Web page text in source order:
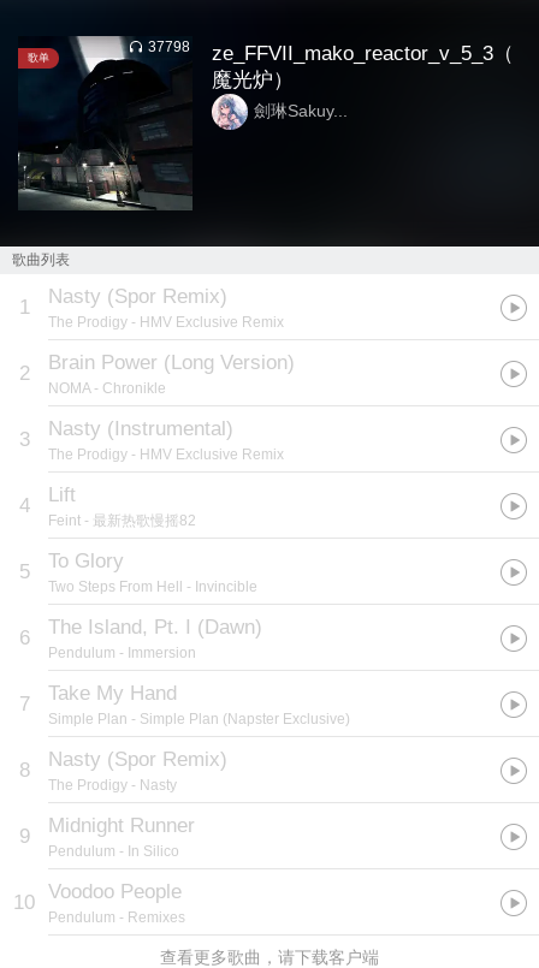
歌单
37798
ze_FFVII_mako_reactor_v_5_3（
魔光炉）
劍琳Sakuy...
歌曲列表
1 Nasty (Spor Remix)
The Prodigy - HMV Exclusive Remix
2 Brain Power (Long Version)
NOMA- Chronikle
3 Nasty (Instrumental)
The Prodigy - HMV Exclusive Remix
4 Lift
Feint - 最新热歌慢摇82
5 To Glory
Two Steps From Hell - Invincible
6 The Island, Pt. I (Dawn)
Pendulum - Immersion
7 Take My Hand
Simple Plan - Simple Plan (Napster Exclusive)
8 Nasty (Spor Remix)
The Prodigy - Nasty
9 Midnight Runner
Pendulum - In Silico
10 Voodoo People
Pendulum - Remixes
查看更多歌曲，请下载客户端